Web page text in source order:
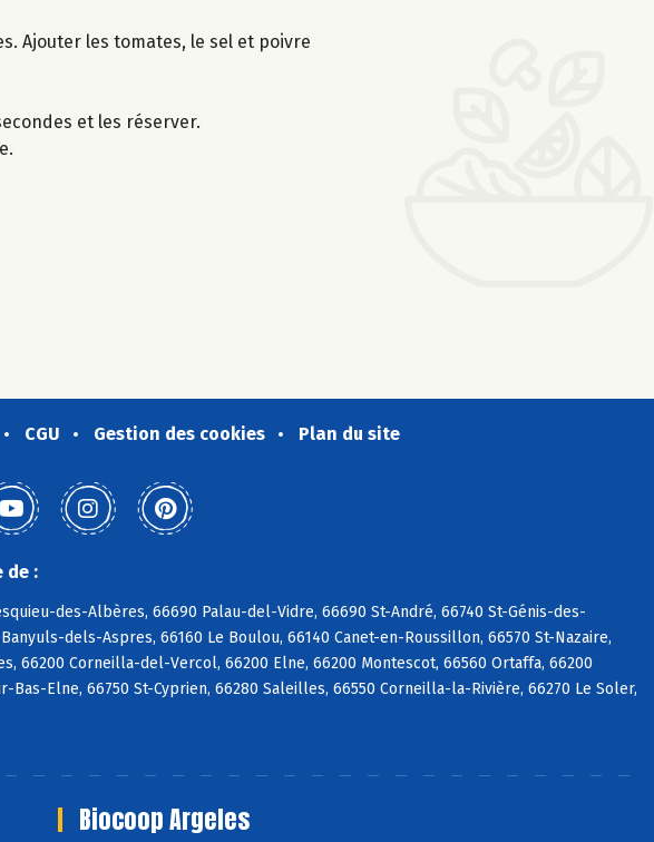
Ajouter les tomates, le sel et poivre
et les réserver.
CGU Gestion des cookies Plan du site
de :
des-Albères, 66690 Palau-del-Vidre, 66690 St-André, 66740 St-Génis-des-
dels-Aspres, 66160 Le Boulou, 66140 Canet-en-Roussillon, 66570 St-Nazaire,
66200 Corneilla-del-Vercol, 66200 Elne, 66200 Montescot, 66560 Ortaffa, 66200
Elne, 66750 St-Cyprien, 66280 Saleilles, 66550 Corneilla-la-Rivière, 66270 Le Soler,
Biocoop Argeles